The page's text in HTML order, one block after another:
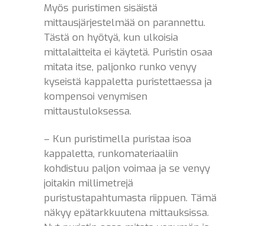
Myös puristimen sisäistä
mittausjärjestelmää on parannettu.
Tästä on hyötyä, kun ulkoisia
mittalaitteita ei käytetä. Puristin osaa
mitata itse, paljonko runko venyy
kyseistä kappaletta puristettaessa ja
kompensoi venymisen
mittaustuloksessa.
– Kun puristimella puristaa isoa
kappaletta, runkomateriaaliin
kohdistuu paljon voimaa ja se venyy
joitakin millimetrejä
puristustapahtumasta riippuen. Tämä
näkyy epätarkkuutena mittauksissa.